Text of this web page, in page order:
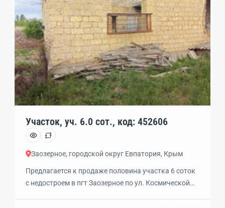
использование: ведение личного подсобного
хозяйства на полевых участках. Кадастровый
номер: 90:11:220301:7984.
Участок, уч. 6.0 сот., код: 452606
Заозерное, городской округ Евпатория, Крым
Предлагается к продаже половина участка 6 соток
с недостроем в пгт Заозерное по ул. Космической